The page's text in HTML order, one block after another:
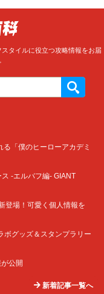
タイルに役立つ攻略情報をお届
「僕のヒーローアカデミ
-エルバフ編- GIANT
登場！可愛く個人情報を
ボグッズ＆スタンプラリー
公開
新着記事一覧へ